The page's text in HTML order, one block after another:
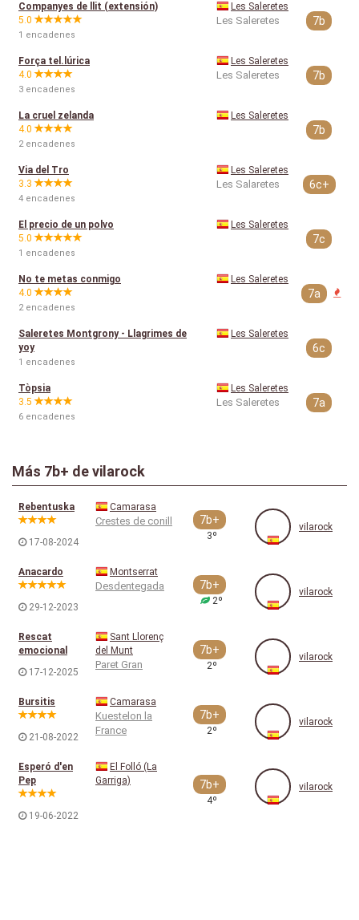
Companyes de llit (extensión)
5.0
1 encadenes
Les Saleretes
Les Saleretes 7b
Força tel.lúrica
4.0
3 encadenes
Les Saleretes
Les Saleretes 7b
La cruel zelanda
4.0
2 encadenes
Les Saleretes
7b
Via del Tro
3.3
4 encadenes
Les Saleretes
Les Salaretes 6c+
El precio de un polvo
5.0
1 encadenes
Les Saleretes
7c
No te metas conmigo
4.0
2 encadenes
Les Saleretes
7a
Saleretes Montgrony - Llagrimes de
yoy
1 encadenes
Les Saleretes
6c
Tòpsia
3.5
6 encadenes
Les Saleretes
Les Saleretes 7a
Más 7b+ de vilarock
Rebentuska
17-08-2024
Camarasa
Crestes de conill 7b+
3º
vilarock
Anacardo
29-12-2023
Montserrat
Desdentegada 7b+
2º
vilarock
Rescat
emocional
17-12-2025
Sant Llorenç
del Munt
Paret Gran
7b+
2º
vilarock
Bursitis
21-08-2022
Camarasa
Kuestelon la
France
7b+
2º
vilarock
Esperó d'en
Pep
19-06-2022
El Folló (La
Garriga)
7b+
4º
vilarock